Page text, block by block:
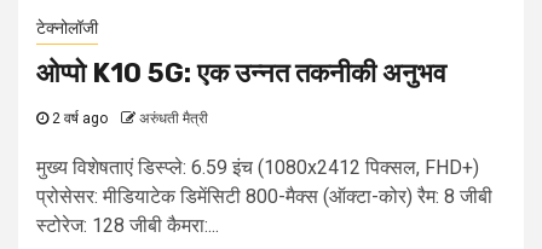
टेक्नोलॉजी
ओप्पो K10 5G: एक उन्नत तकनीकी अनुभव
2 वर्ष ago अरुंधती मैत्री
मुख्य विशेषताएं डिस्प्ले: 6.59 इंच (1080x2412 पिक्सल, FHD+)
प्रोसेसर: मीडियाटेक डिमेंसिटी 800-मैक्स (ऑक्टा-कोर) रैम: 8 जीबी
स्टोरेज: 128 जीबी कैमरा:...